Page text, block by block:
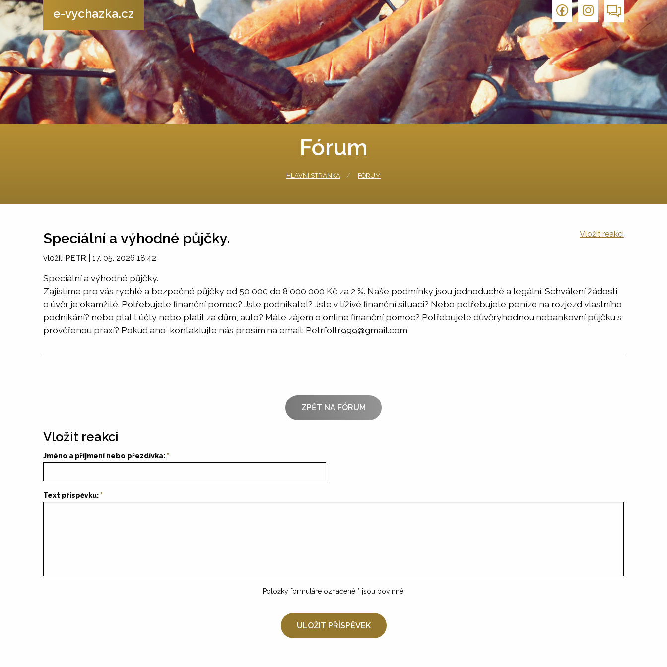
e-vychazka.cz
Fórum
HLAVNÍ STRÁNKA FÓRUM
Speciální a výhodné půjčky. Vložit reakci
vložil: PETR 17. 05. 2026 18:42
Speciální a výhodné půjčky.
Zajistíme pro vás rychlé a bezpečné půjčky od 50 000 do 8 000 000 Kč za 2 %. Naše podmínky jsou jednoduché a legální. Schválení žádosti
o úvěr je okamžité. Potřebujete finanční pomoc? Jste podnikatel? Jste v tíživé finanční situaci? Nebo potřebujete peníze na rozjezd vlastního
podnikání? nebo platit účty nebo platit za dům, auto? Máte zájem o online finanční pomoc? Potřebujete důvěryhodnou nebankovní půjčku s
prověřenou praxí? Pokud ano, kontaktujte nás prosím na email: Petrfoltr999@gmail.com
ZPĚT NA FÓRUM
Vložit reakci
Jméno a příjmení nebo přezdívka:
Text příspěvku:
Položky formuláře označené * jsou povinné.